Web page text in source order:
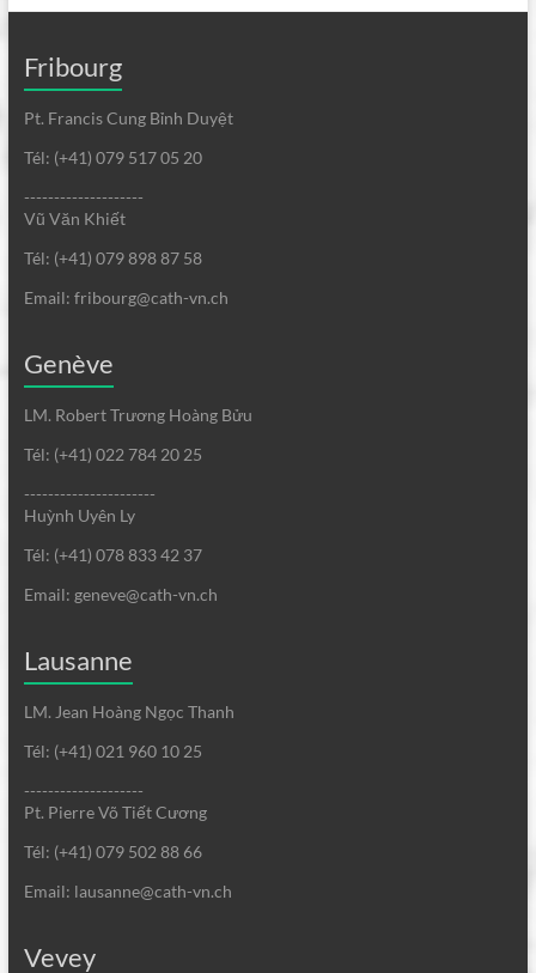
Fribourg
Pt. Francis Cung Bỉnh Duyệt
Tél: (+41) 079 517 05 20
--------------------
Vũ Văn Khiết
Tél: (+41) 079 898 87 58
Email: fribourg@cath-vn.ch
Genève
LM. Robert Trương Hoàng Bửu
Tél: (+41) 022 784 20 25
----------------------
Huỳnh Uyên Ly
Tél: (+41) 078 833 42 37
Email: geneve@cath-vn.ch
Lausanne
LM. Jean Hoàng Ngọc Thanh
Tél: (+41) 021 960 10 25
--------------------
Pt. Pierre Võ Tiết Cương
Tél: (+41) 079 502 88 66
Email: lausanne@cath-vn.ch
Vevey